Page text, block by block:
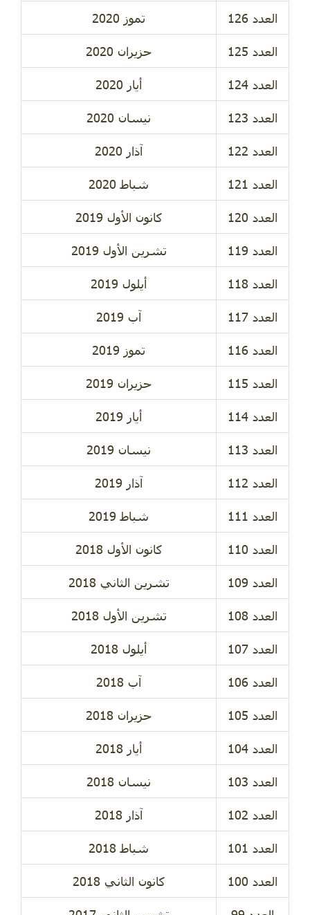
تموز 2020
حزيران 2020
أيار 2020
نيسان 2020
آذار 2020
شباط 2020
كانون الأول 2019
تشرين الأول 2019
أيلول 2019
آب 2019
تموز 2019
حزيران 2019
أيار 2019
نيسان 2019
آذار 2019
شباط 2019
كانون الأول 2018
تشرين الثاني 2018
تشرين الأول 2018
أيلول 2018
آب 2018
حزيران 2018
أيار 2018
نيسان 2018
آذار 2018
شباط 2018
كانون الثاني 2018